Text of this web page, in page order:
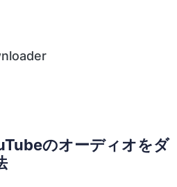
のオーディオをダ